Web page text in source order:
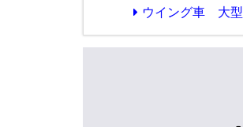
ウイング車 大型